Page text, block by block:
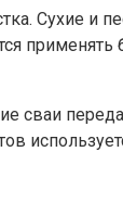
Сухие и
сваи